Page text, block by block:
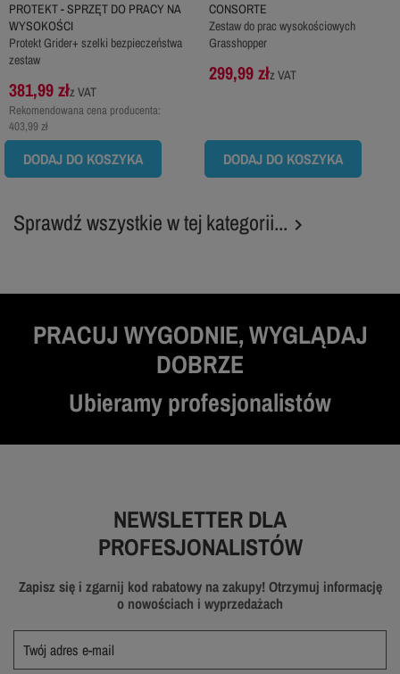
PROTEKT - SPRZĘT DO PRACY NA
WYSOKOŚCI
Protekt Grider+ szelki bezpieczeństwa
zestaw
381,99 złz VAT
Rekomendowana cena producenta:
403,99 zł
DODAJ DO KOSZYKA
CONSORTE
Zestaw do prac wysokościowych
Grasshopper
299,99 złz VAT
DODAJ DO KOSZYKA
Sprawdź wszystkie w tej kategorii... 
PRACUJ WYGODNIE, WYGLĄDAJ
DOBRZE
Ubieramy profesjonalistów
NEWSLETTER DLA
PROFESJONALISTÓW
Zapisz się i zgarnij kod rabatowy na zakupy! Otrzymuj informację
o nowościach i wyprzedażach